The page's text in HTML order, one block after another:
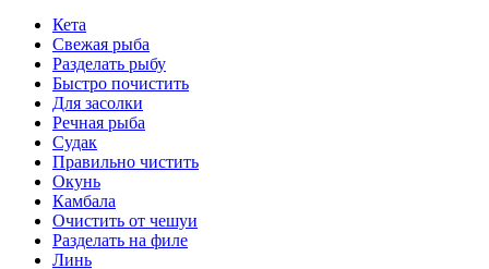
Кета
Свежая рыба
Разделать рыбу
Быстро почистить
Для засолки
Речная рыба
Судак
Правильно чистить
Окунь
Камбала
Очистить от чешуи
Разделать на филе
Линь